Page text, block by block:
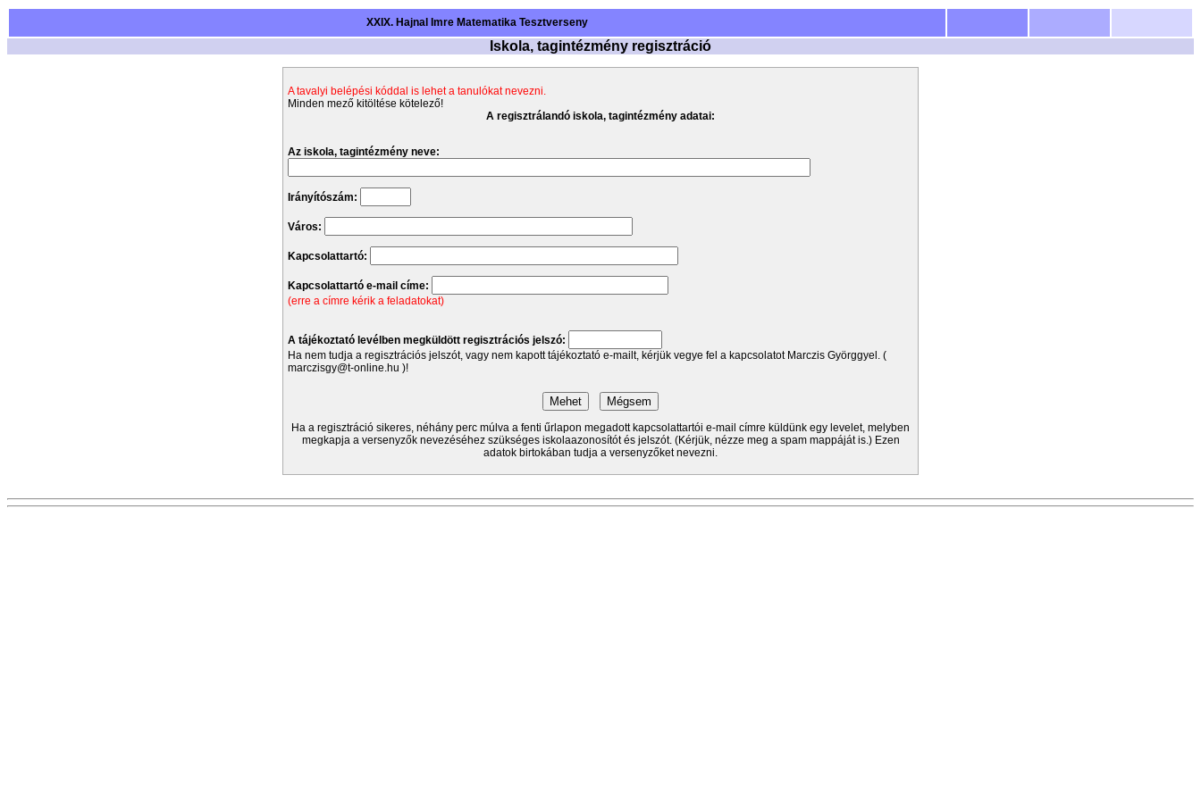
XXIX. Hajnal Imre Matematika Tesztverseny
Iskola, tagintézmény regisztráció
A tavalyi belépési kóddal is lehet a tanulókat nevezni.
Minden mező kitöltése kötelező!
A regisztrálandó iskola, tagintézmény adatai:
Az iskola, tagintézmény neve:
Irányítószám:
Város:
Kapcsolattartó:
Kapcsolattartó e-mail címe:
(erre a címre kérik a feladatokat)
A tájékoztató levélben megküldött regisztrációs jelszó:
Ha nem tudja a regisztrációs jelszót, vagy nem kapott tájékoztató e-mailt, kérjük vegye fel a kapcsolatot Marczis Györggyel. (
marczisgy@t-online.hu )!
Ha a regisztráció sikeres, néhány perc múlva a fenti űrlapon megadott kapcsolattartói e-mail címre küldünk egy levelet, melyben
megkapja a versenyzők nevezéséhez szükséges iskolaazonosítót és jelszót. (Kérjük, nézze meg a spam mappáját is.) Ezen
adatok birtokában tudja a versenyzőket nevezni.